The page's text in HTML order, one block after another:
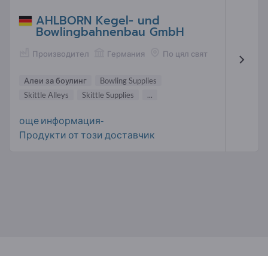
AHLBORN Kegel- und
Bowlingbahnenbau GmbH
Производител Германия По цял свят
Алеи за боулинг
Bowling Supplies
Skittle Alleys
Skittle Supplies ...
още информация-
Продукти от този доставчик